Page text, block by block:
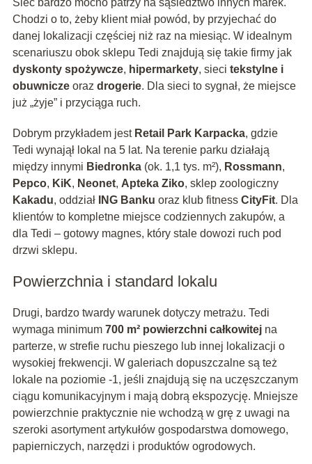
Sieć bardzo mocno patrzy na sąsiedztwo innych marek.
Chodzi o to, żeby klient miał powód, by przyjechać do
danej lokalizacji częściej niż raz na miesiąc. W idealnym
scenariuszu obok sklepu Tedi znajdują się takie firmy jak
dyskonty spożywcze, hipermarkety, sieci tekstylne i
obuwniczeoraz drogerie. Dla sieci to sygnał, że miejsce
już „żyje” i przyciąga ruch.
Dobrym przykładem jest Retail Park Karpacka, gdzie
Tedi wynajął lokal na 5 lat. Na terenie parku działają
między innymi Biedronka(ok. 1,1 tys. m²), Rossmann,
Pepco, KiK, Neonet, Apteka Ziko, sklep zoologiczny
Kakadu, oddział ING Banku oraz klub fitness CityFit. Dla
klientów to kompletne miejsce codziennych zakupów, a
dla Tedi – gotowy magnes, który stale dowozi ruch pod
drzwi sklepu.
Powierzchnia i standard lokalu
Drugi, bardzo twardy warunek dotyczy metrażu. Tedi
wymaga minimum 700 m² powierzchni całkowitejna
parterze, w strefie ruchu pieszego lub innej lokalizacji o
wysokiej frekwencji. W galeriach dopuszczalne są też
lokale na poziomie -1, jeśli znajdują się na uczęszczanym
ciągu komunikacyjnym i mają dobrą ekspozycję. Mniejsze
powierzchnie praktycznie nie wchodzą w grę z uwagi na
szeroki asortyment artykułów gospodarstwa domowego,
papierniczych, narzędzi i produktów ogrodowych.